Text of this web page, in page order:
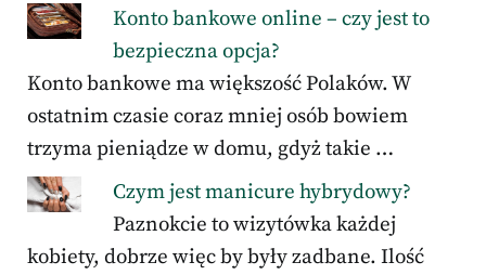
Konto bankowe online – czy jest to
bezpieczna opcja?
Konto bankowe ma większość Polaków. W
ostatnim czasie coraz mniej osób bowiem
trzyma pieniądze w domu, gdyż takie …
Czym jest manicure hybrydowy?
Paznokcie to wizytówka każdej
kobiety, dobrze więc by były zadbane. Ilość